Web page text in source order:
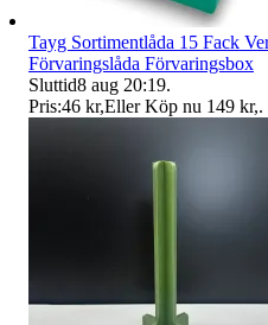
Ersättning om varan inte är
Tayg Sortimentlåda 15 Fack
Förvaringslåda Förvaringsbox
Sluttid8 aug 20:19.
Pris:46 kr,Eller Köp nu 149 kr,.